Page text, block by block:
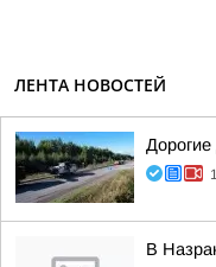
ЛЕНТА НОВОСТЕЙ
В